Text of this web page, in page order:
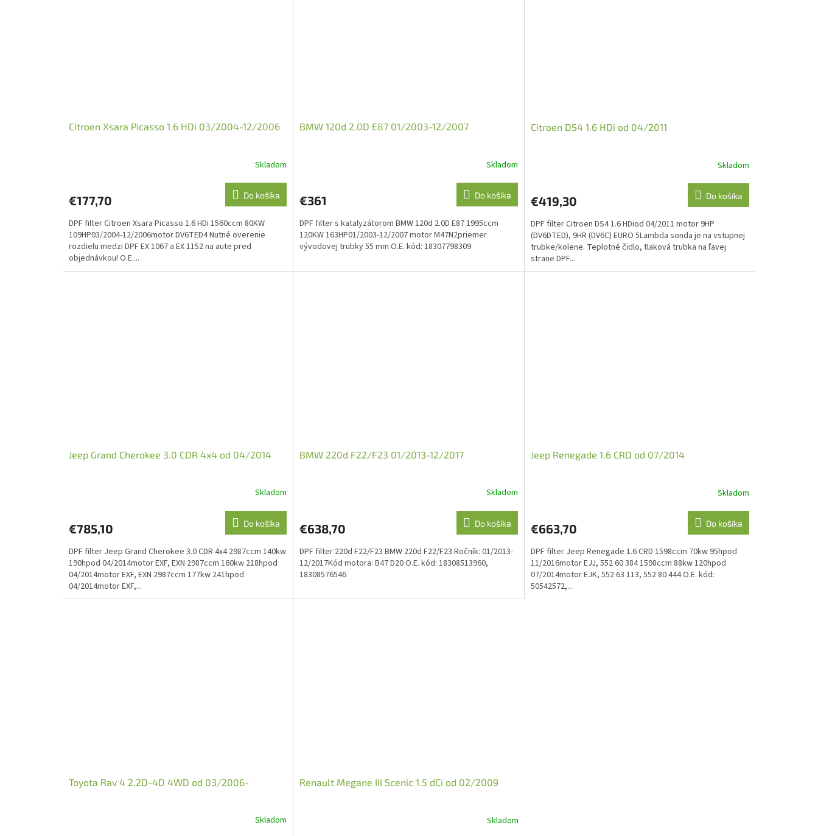
Citroen Xsara Picasso 1.6 HDi 03/2004-12/2006
Skladom
€177,70 Do košíka
DPF filter Citroen Xsara Picasso 1.6 HDi 1560ccm 80KW
109HP03/2004-12/2006motor DV6TED4 Nutné overenie
rozdielu medzi DPF EX 1067 a EX 1152 na aute pred
objednávkou! O.E....
BMW 120d 2.0D E87 01/2003-12/2007
Skladom
€361 Do košíka
DPF filter s katalyzátorom BMW 120d 2.0D E87 1995ccm
120KW 163HP01/2003-12/2007 motor M47N2priemer
vývodovej trubky 55 mm O.E. kód: 18307798309
Citroen DS4 1.6 HDi od 04/2011
Skladom
€419,30 Do košíka
DPF filter Citroen DS4 1.6 HDiod 04/2011 motor 9HP
(DV6DTED), 9HR (DV6C) EURO 5Lambda sonda je na vstupnej
trubke/kolene. Teplotné čidlo, tlaková trubka na ľavej
strane DPF...
Jeep Grand Cherokee 3.0 CDR 4x4 od 04/2014
Skladom
€785,10 Do košíka
DPF filter Jeep Grand Cherokee 3.0 CDR 4x4 2987ccm 140kw
190hpod 04/2014motor EXF, EXN 2987ccm 160kw 218hpod
04/2014motor EXF, EXN 2987ccm 177kw 241hpod
04/2014motor EXF,...
BMW 220d F22/F23 01/2013-12/2017
Skladom
€638,70 Do košíka
DPF filter 220d F22/F23 BMW 220d F22/F23 Ročník: 01/2013-
12/2017Kód motora: B47 D20 O.E. kód: 18308513960,
18308576546
Jeep Renegade 1.6 CRD od 07/2014
Skladom
€663,70 Do košíka
DPF filter Jeep Renegade 1.6 CRD 1598ccm 70kw 95hpod
11/2016motor EJJ, 552 60 384 1598ccm 88kw 120hpod
07/2014motor EJK, 552 63 113, 552 80 444 O.E. kód:
50542572,...
Toyota Rav 4 2.2D-4D 4WD od 03/2006-
Skladom
Renault Megane III Scenic 1.5 dCi od 02/2009
Skladom